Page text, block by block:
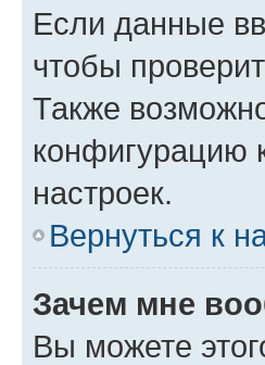
Если данные
чтобы
Также
конфигурацию
настроек.
Вернуться к
Зачем мне
Вы можете